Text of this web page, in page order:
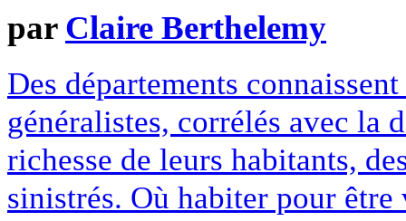
par Claire Berthelemy
Des départements
généralistes, corrélés avec la
richesse de leurs habitants,
sinistrés. Où habiter pour être